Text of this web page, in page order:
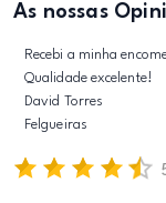
As nossas
Recebi a minha
Qualidade excelente!
David Torres
Felgueiras